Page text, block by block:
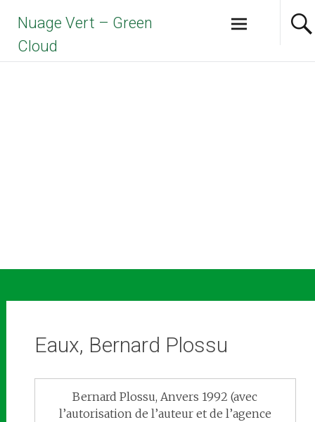
contenu
principal
Nuage Vert – Green
Cloud
Eaux, Bernard Plossu
Bernard Plossu, Anvers 1992 (avec
l’autorisation de l’auteur et de l’agence